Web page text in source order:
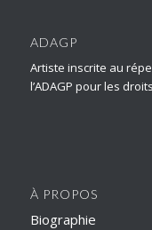
ADAGP
Artiste inscrite au
l’ADAGP pour les
À PROPOS
Biographie